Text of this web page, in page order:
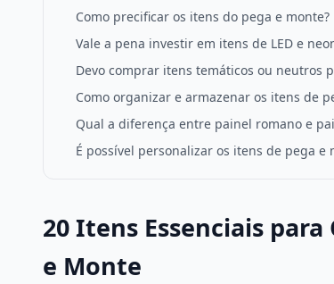
Como precificar os itens do pega e monte?
Vale a pena investir em itens de LED e
Devo comprar itens temáticos ou neutros
Como organizar e armazenar os itens de
Qual a diferença entre painel romano e
É possível personalizar os itens de pega e
20 Itens Essenciais
e Monte